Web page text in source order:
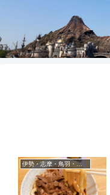
伊勢・志摩・鳥羽・賢島